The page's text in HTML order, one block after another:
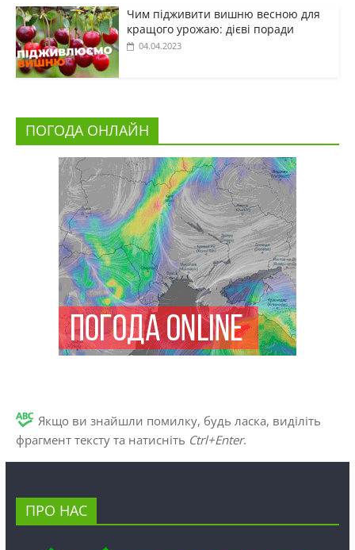
Чим підживити вишню весною для
кращого урожаю: дієві поради
04.04.2023
ПОГОДА ОНЛАЙН
Якщо ви знайшли помилку, будь ласка, виділіть
фрагмент тексту та натисніть Ctrl+Enter.
ПРО НАС